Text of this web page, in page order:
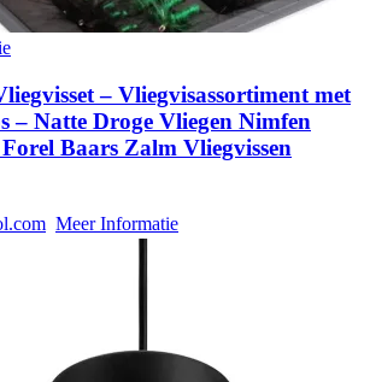
– Vliegvisassortiment met
– Natte Droge Vliegen Nimfen
Baars Zalm Vliegvissen
Meer Informatie